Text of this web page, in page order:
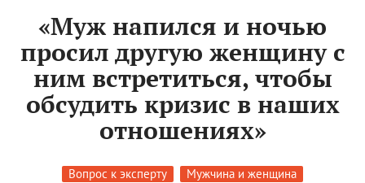
«Муж напился и ночью
просил другую женщину с
ним встретиться, чтобы
обсудить кризис в наших
отношениях»
Вопрос к эксперту
Мужчина и женщина